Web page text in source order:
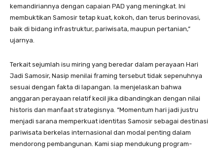
kemandiriannya dengan capaian PAD yang meningkat. Ini
membuktikan Samosir tetap kuat, kokoh, dan terus berinovasi,
baik di bidang infrastruktur, pariwisata, maupun pertanian,”
ujarnya.
Terkait sejumlah isu miring yang beredar dalam perayaan Hari
Jadi Samosir, Nasip menilai framing tersebut tidak sepenuhnya
sesuai dengan fakta di lapangan. Ia menjelaskan bahwa
anggaran perayaan relatif kecil jika dibandingkan dengan nilai
historis dan manfaat strategisnya. “Momentum hari jadi justru
menjadi sarana memperkuat identitas Samosir sebagai destinasi
pariwisata berkelas internasional dan modal penting dalam
mendorong pembangunan. Kami siap mendukung program-